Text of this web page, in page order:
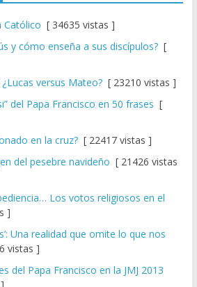
Católico [ 34635 vistas ]
y cómo enseña a sus discípulos?[
versus Mateo?[ 23210 vistas ]
del Papa Francisco en 50 frases [
en la cruz?[ 22417 vistas ]
del pesebre navideño [ 21426 vistas
Los votos religiosos en el
]
Una realidad que omite lo que nos
vistas ]
del Papa Francisco en la JMJ 2013